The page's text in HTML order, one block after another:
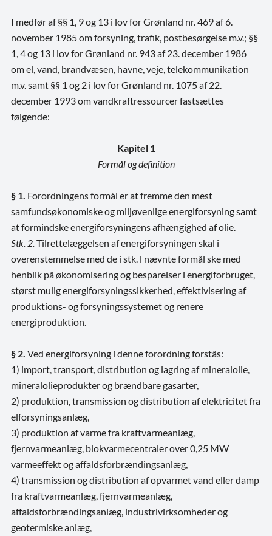
I medfør af §§ 1, 9 og 13 i lov for Grønland nr. 469 af 6.
november 1985 om forsyning, trafik, postbesørgelse m.v.; §§
1, 4 og 13 i lov for Grønland nr. 943 af 23. december 1986
om el, vand, brandvæsen, havne, veje, telekommunikation
m.v. samt §§ 1 og 2 i lov for Grønland nr. 1075 af 22.
december 1993 om vandkraftressourcer fastsættes
følgende:
Kapitel 1
Formål og definition
§ 1. Forordningens formål er at fremme den mest
samfundsøkonomiske og miljøvenlige energiforsyning samt
at formindske energiforsyningens afhængighed af olie.
Stk. 2. Tilrettelæggelsen af energiforsyningen skal i
overenstemmelse med de i stk. l nævnte formål ske med
henblik på økonomisering og besparelser i energiforbruget,
størst mulig energiforsyningssikkerhed, effektivisering af
produktions- og forsyningssystemet og renere
energiproduktion.
§ 2. Ved energiforsyning i denne forordning forstås:
1) import, transport, distribution og lagring af mineralolie,
mineralolieprodukter og brændbare gasarter,
2) produktion, transmission og distribution af elektricitet fra
elforsyningsanlæg,
3) produktion af varme fra kraftvarmeanlæg,
fjernvarmeanlæg, blokvarmecentraler over 0,25 MW
varmeeffekt og affaldsforbrændingsanlæg,
4) transmission og distribution af opvarmet vand eller damp
fra kraftvarmeanlæg, fjernvarmeanlæg,
affaldsforbrændingsanlæg, industrivirksomheder og
geotermiske anlæg,